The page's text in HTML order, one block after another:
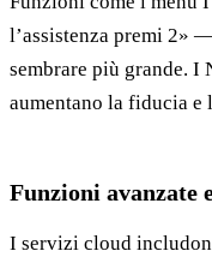
l’assistenza premi 2»
sembrare più grande.
aumentano la fiducia e
Funzioni avanzate
I servizi cloud